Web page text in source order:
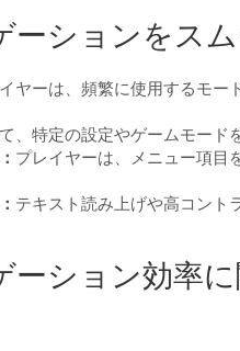
ーションをス
ヤーは、頻繁に使用するモー
、特定の設定やゲームモード
プレイヤーは、メニュー項目
テキスト読み上げや高コント
ーション効率